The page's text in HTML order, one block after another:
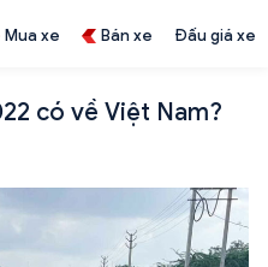
Mua xe Bán xe Đấu giá xe
có về Việt Nam?